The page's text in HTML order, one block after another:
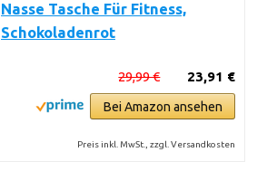
Nasse Tasche Für Fitness,
Schokoladenrot
23,91 €
29,99 €
Bei Amazon ansehen
Preis inkl. MwSt., zzgl. Versandkosten